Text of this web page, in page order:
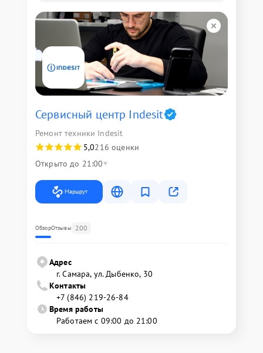
Сервисный центр Indesit
Ремонт техники Indesit
5,0216 оценки
Открыто до 21:00
Маршрут
ОбзорОтзывы 200
Адрес
г. Самара, ул. Дыбенко, 30
Контакты
+7 (846) 219-26-84
Время работы
Работаем с 09:00 до 21:00